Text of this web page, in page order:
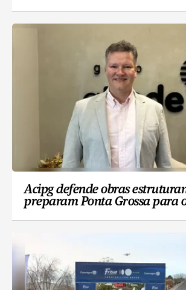
Acipg defende obras
preparam Ponta Grossa para